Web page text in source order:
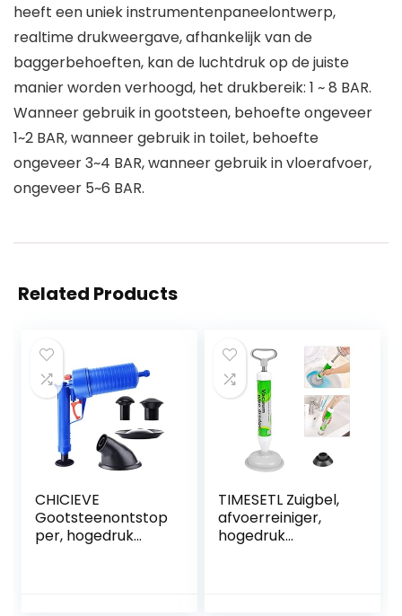
heeft een uniek instrumentenpaneelontwerp,
realtime drukweergave, afhankelijk van de
baggerbehoeften, kan de luchtdruk op de juiste
manier worden verhoogd, het drukbereik: 1 ~ 8 BAR.
Wanneer gebruik in gootsteen, behoefte ongeveer
1~2 BAR, wanneer gebruik in toilet, behoefte
ongeveer 3~4 BAR, wanneer gebruik in vloerafvoer,
ongeveer 5~6 BAR.
Related Products
CHICIEVE
Gootsteenontstop
per, hogedruk
TIMESETL Zuigbel,
afvoerreiniger,
hogedruk